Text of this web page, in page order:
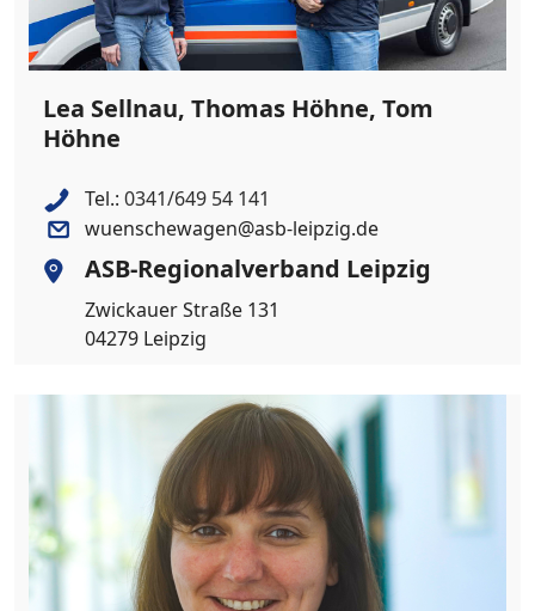
Lea Sellnau, Thomas Höhne, Tom
Höhne
Tel.: 0341/649 54 141
wuenschewagen@asb-leipzig.de
ASB-Regionalverband Leipzig
Zwickauer Straße 131
04279 Leipzig